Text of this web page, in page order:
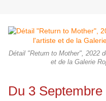
Détail "Return to Mother", 2022
et de la Galerie
Du 3